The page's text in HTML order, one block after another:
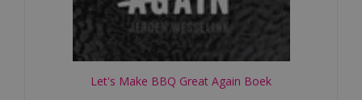
Let's Make BBQ Great Again Boek